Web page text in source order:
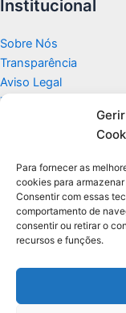
Para fornecer as
cookies para
Consentir com essas
comportamento de
consentir ou retirar o
recursos e funções.
Institucional
Sobre Nós
Transparência
Aviso Legal
Termos de Uso
Politicas de
Apoio
Glossário de
Portal editorial